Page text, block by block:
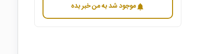
notificationsموجود شد به من خبر بده